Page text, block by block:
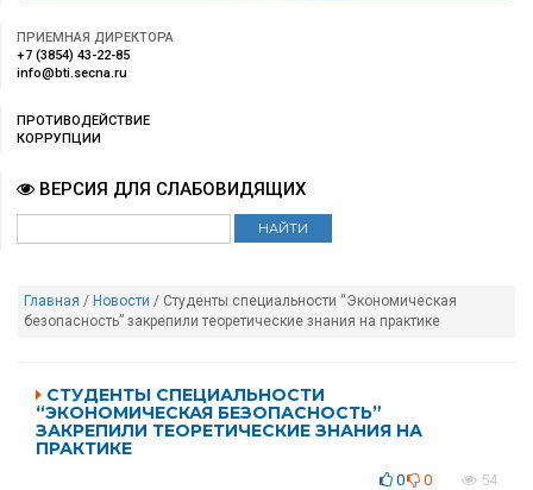
ПРИЕМНАЯ ДИРЕКТОРА
+7 (3854) 43-22-85
info@bti.secna.ru
ПРОТИВОДЕЙСТВИЕ
КОРРУПЦИИ
ВЕРСИЯ ДЛЯ СЛАБОВИДЯЩИХ
Главная / Новости / Студенты специальности “Экономическая
безопасность” закрепили теоретические знания на практике
СТУДЕНТЫ СПЕЦИАЛЬНОСТИ
“ЭКОНОМИЧЕСКАЯ БЕЗОПАСНОСТЬ”
ЗАКРЕПИЛИ ТЕОРЕТИЧЕСКИЕ ЗНАНИЯ НА
ПРАКТИКЕ
0 0 54